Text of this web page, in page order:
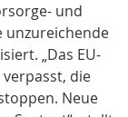
und
unzureichende
„Das EU-
die
Neue